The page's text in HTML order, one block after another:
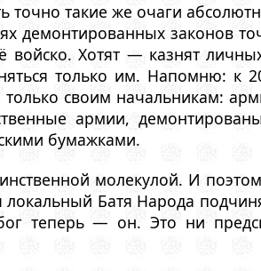
точно такие же очаги
демонтированных законов
войско. Хотят — казнят
только им. Напомню: к
своим начальникам:
армии,
бумажками.
молекулой. И
Батя Народа
теперь — он. Это ни